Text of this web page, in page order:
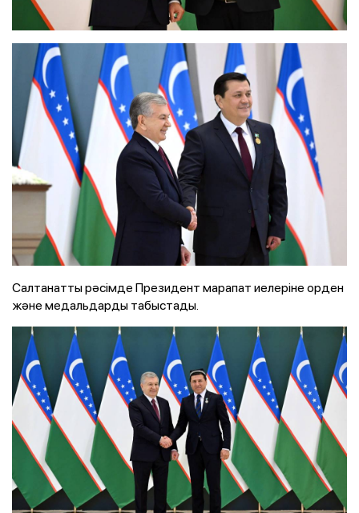
Салтанатты рәсімде Президент марапат иелеріне орден
және медальдарды табыстады.